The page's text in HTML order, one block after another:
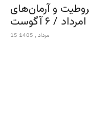
و آرمان‌های
15 مرداد , 1405